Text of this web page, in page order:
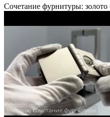
Сочетание фурнитуры: золото